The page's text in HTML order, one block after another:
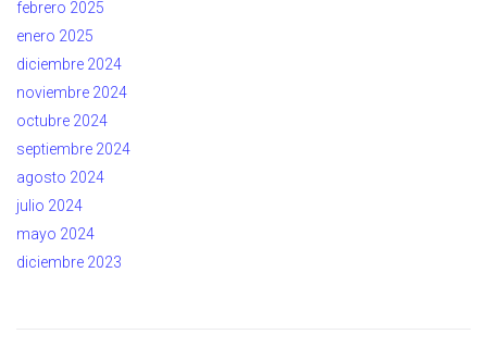
febrero 2025
enero 2025
diciembre 2024
noviembre 2024
octubre 2024
septiembre 2024
agosto 2024
julio 2024
mayo 2024
diciembre 2023